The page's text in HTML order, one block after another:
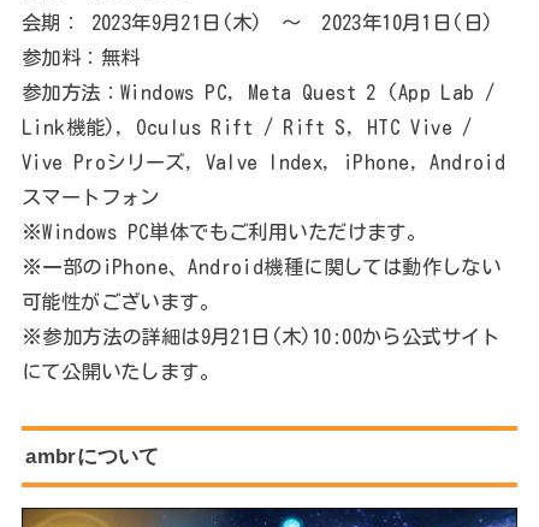
会期： 2023年9月21日(木) ～ 2023年10月1日(日)
参加料：無料
参加方法：Windows PC, Meta Quest 2 (App Lab /
Link機能), Oculus Rift / Rift S, HTC Vive /
Vive Proシリーズ, Valve Index, iPhone, Android
スマートフォン
※Windows PC単体でもご利用いただけます。
※一部のiPhone、Android機種に関しては動作しない
可能性がございます。
※参加方法の詳細は9月21日(木)10:00から公式サイト
にて公開いたします。
ambrについて